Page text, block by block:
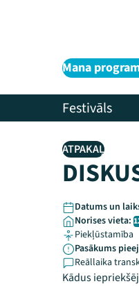
Mana
Festivāls
ATPAKAĻ
Datums un
Norises vieta:
Piekļūstamība
Pasākums
Reāllaika
Kādus